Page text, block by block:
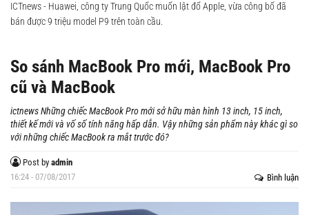
ICTnews - Huawei, công ty Trung Quốc muốn lật đổ Apple, vừa công bố đã
bán được 9 triệu model P9 trên toàn cầu.
So sánh MacBook Pro mới, MacBook Pro
cũ và MacBook
ictnews Những chiếc MacBook Pro mới sở hữu màn hình 13 inch, 15 inch,
thiết kế mới và vố số tính năng hấp dẫn. Vậy những sản phẩm này khác gì so
với những chiếc MacBook ra mắt trước đó?
Post by admin
16:24 - 07/08/2017
Bình luận